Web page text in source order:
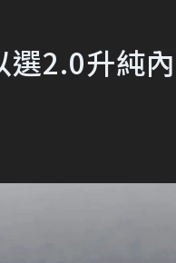
2.0升純